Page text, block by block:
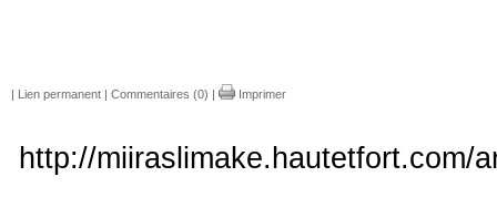
| Lien permanent | Commentaires (0) | Imprimer
http://miiraslimake.hautetfort.com/